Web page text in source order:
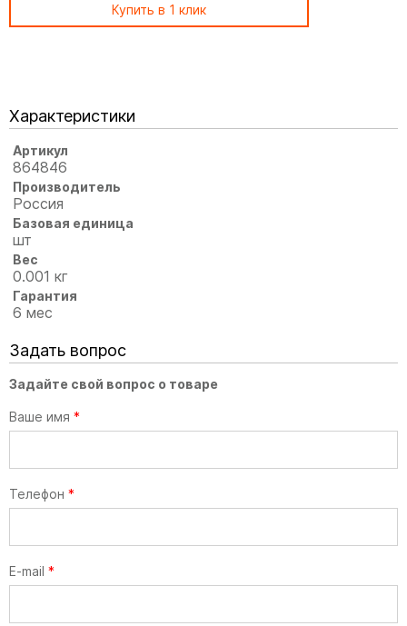
Купить в 1 клик
Характеристики
Артикул
864846
Производитель
Россия
Базовая единица
шт
Вес
0.001 кг
Гарантия
6 мес
Задать вопрос
Задайте свой вопрос о товаре
Ваше имя *
Телефон *
E-mail *